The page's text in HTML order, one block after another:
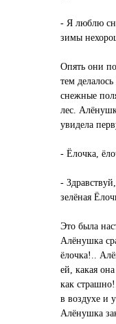
- Я люблю
зимы
Опять они
тем
снежные
лес.
увидела
- Ёлочка,
-
зелёная
Это была
Алёнушка
ёлочка!..
ей, какая
как
в воздухе и
Алёнушка